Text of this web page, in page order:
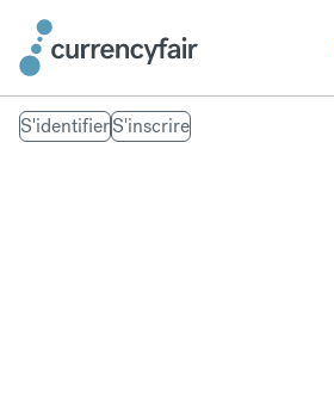
S'identifierS'inscrire